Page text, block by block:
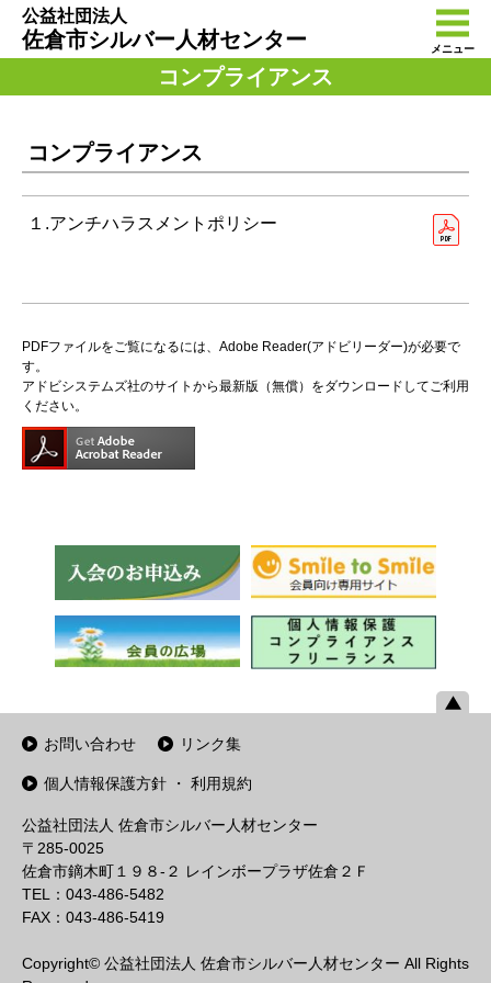
公益社団法人
佐倉市シルバー人材センター メニュー
コンプライアンス
コンプライアンス
１.アンチハラスメントポリシー
PDFファイルをご覧になるには、Adobe Reader(アドビリーダー)が必要で
す。
アドビシステムズ社のサイトから最新版（無償）をダウンロードしてご利用
ください。
お問い合わせ リンク集
個人情報保護方針 ・ 利用規約
公益社団法人 佐倉市シルバー人材センター
〒285-0025
佐倉市鏑木町１９８-２ レインボープラザ佐倉２Ｆ
TEL：043-486-5482
FAX：043-486-5419
Copyright© 公益社団法人 佐倉市シルバー人材センター All Rights